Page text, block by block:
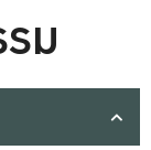
ม